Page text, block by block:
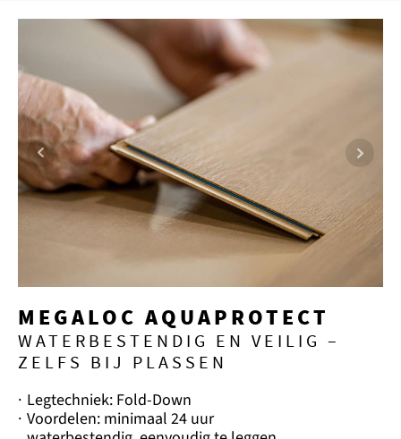
MEGALOC AQUAPROTECT
WATERBESTENDIG EN VEILIG –
ZELFS BIJ PLASSEN
· Legtechniek: Fold-Down
· Voordelen: minimaal 24 uur